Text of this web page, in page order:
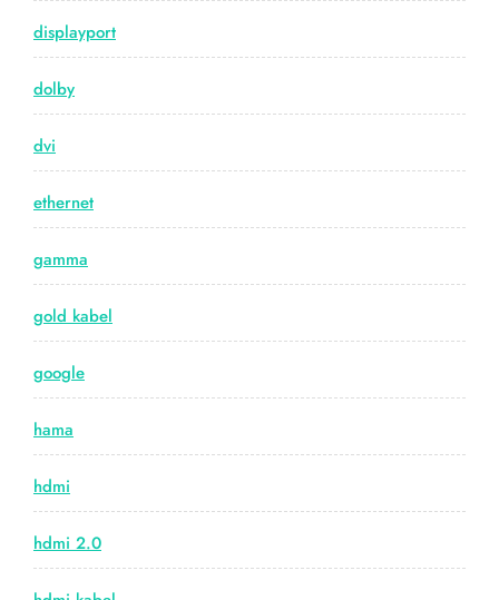
displayport
dolby
dvi
ethernet
gamma
gold kabel
google
hama
hdmi
hdmi 2.0